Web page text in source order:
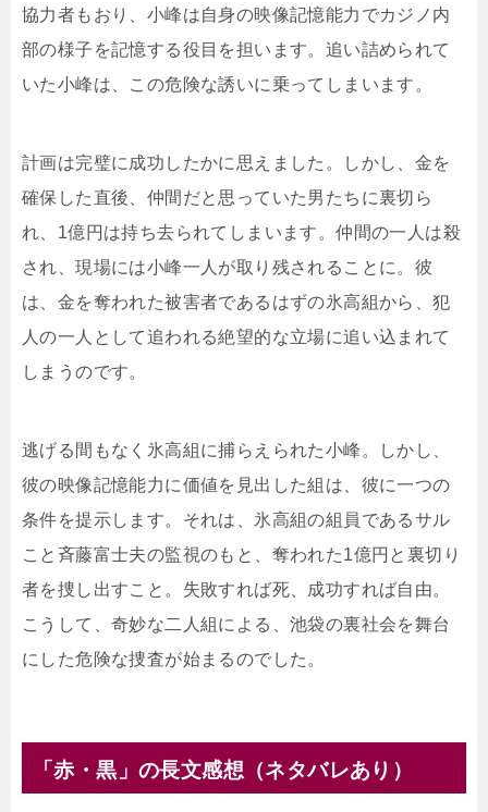
協力者もおり、小峰は自身の映像記憶能力でカジノ内
部の様子を記憶する役目を担います。追い詰められて
いた小峰は、この危険な誘いに乗ってしまいます。
計画は完璧に成功したかに思えました。しかし、金を
確保した直後、仲間だと思っていた男たちに裏切ら
れ、1億円は持ち去られてしまいます。仲間の一人は殺
され、現場には小峰一人が取り残されることに。彼
は、金を奪われた被害者であるはずの氷高組から、犯
人の一人として追われる絶望的な立場に追い込まれて
しまうのです。
逃げる間もなく氷高組に捕らえられた小峰。しかし、
彼の映像記憶能力に価値を見出した組は、彼に一つの
条件を提示します。それは、氷高組の組員であるサル
こと斉藤富士夫の監視のもと、奪われた1億円と裏切り
者を捜し出すこと。失敗すれば死、成功すれば自由。
こうして、奇妙な二人組による、池袋の裏社会を舞台
にした危険な捜査が始まるのでした。
「赤・黒」の長文感想（ネタバレあり）